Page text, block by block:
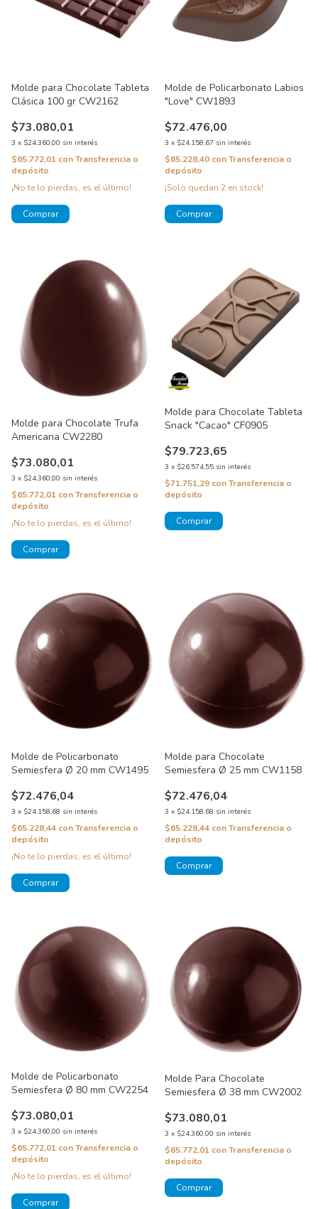
Molde para Chocolate Tableta
Clásica 100 gr CW2162
$73.080,01
3 x $24.360,00 sin interés
$65.772,01 conTransferencia o
depósito
¡No te lo pierdas, es el último!
Molde de Policarbonato Labios
"Love" CW1893
$72.476,00
3 x $24.158,67 sin interés
$65.228,40 conTransferencia o
depósito
¡Solo quedan 2 en stock!
Molde para Chocolate Trufa
Americana CW2280
$73.080,01
3 x $24.360,00 sin interés
$65.772,01 conTransferencia o
depósito
¡No te lo pierdas, es el último!
Molde para Chocolate Tableta
Snack "Cacao" CF0905
$79.723,65
3 x $26.574,55 sin interés
$71.751,29 conTransferencia o
depósito
Molde de Policarbonato
Semiesfera Ø 20 mm CW1495
$72.476,04
3 x $24.158,68 sin interés
$65.228,44 conTransferencia o
depósito
¡No te lo pierdas, es el último!
Molde para Chocolate
Semiesfera Ø 25 mm CW1158
$72.476,04
3 x $24.158,68 sin interés
$65.228,44 conTransferencia o
depósito
Molde de Policarbonato
Semiesfera Ø 80 mm CW2254
$73.080,01
3 x $24.360,00 sin interés
$65.772,01 conTransferencia o
depósito
¡No te lo pierdas, es el último!
Molde Para Chocolate
Semiesfera Ø 38 mm CW2002
$73.080,01
3 x $24.360,00 sin interés
$65.772,01 conTransferencia o
depósito